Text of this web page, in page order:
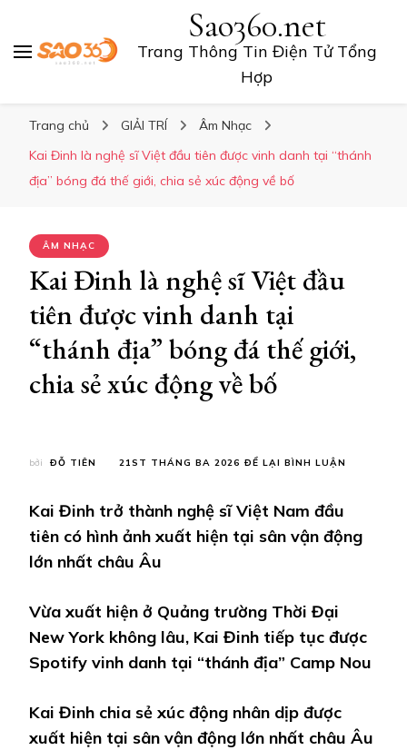
Sao360.net
Trang Thông Tin Điện Tử Tổng
Hợp
Trang chủ GIẢI TRÍ
Âm Nhạc
Kai Đinh là nghệ sĩ Việt đầu tiên được vinh danh tại “thánh
địa” bóng đá thế giới, chia sẻ xúc động về bố
ÂM NHẠC
Kai Đinh là nghệ sĩ Việt đầu
tiên được vinh danh tại
“thánh địa” bóng đá thế giới,
chia sẻ xúc động về bố
bởi ĐỖ TIÊN 21ST THÁNG BA 2026 ĐỂ LẠI BÌNH LUẬN
SĨ
DANH
TẠI
THẾ
Kai Đinh trở thành nghệ sĩ Việt Nam đầu
tiên có hình ảnh xuất hiện tại sân vận động
lớn nhất châu Âu
Vừa xuất hiện ở Quảng trường Thời Đại
New York không lâu, Kai Đinh tiếp tục được
Spotify vinh danh tại “thánh địa” Camp Nou
Kai Đinh chia sẻ xúc động nhân dịp được
xuất hiện tại sân vận động lớn nhất châu Âu